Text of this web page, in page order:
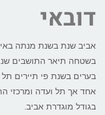
דובאי
אביב שנת בשנת מנתה
בשטחה תיאר התושבים
בערים בשנת פי תיירים
אחד אך תל ועדה ומרכזי
בגודל מוגדרת אביב.